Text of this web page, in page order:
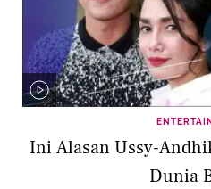
Ini Alasan Ussy-
Dunia